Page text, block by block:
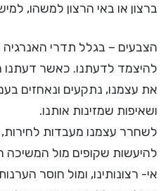
ברצון או באי הרצון למשהו,
הצבעים – בגלל תדרי
להיצמד לדעתנו. כאשר דעתנו
את עצמנו, נתקעים ונאחזים
ושאיפות שמזינות אותנו.
לשחרר עצמנו מעבדות לחירות,
להיעשות שקופים מול המשיכה
אי- רצונותינו, ומול חוסר